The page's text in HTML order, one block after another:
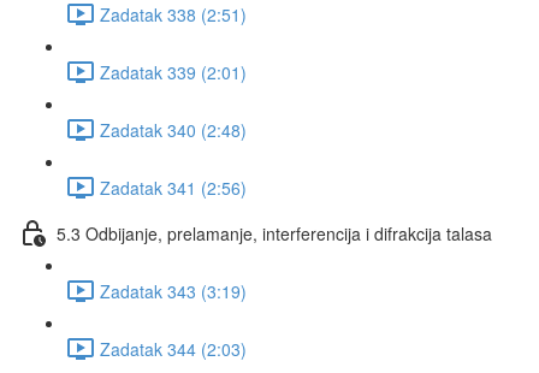
Zadatak 338 (2:51)
Zadatak 339 (2:01)
Zadatak 340 (2:48)
Zadatak 341 (2:56)
5.3 Odbijanje, prelamanje, interferencija i difrakcija talasa
Zadatak 343 (3:19)
Zadatak 344 (2:03)